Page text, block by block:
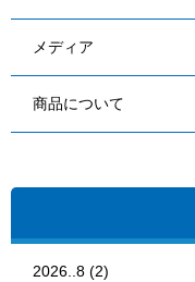
メディア
商品について
2026..8 (2)